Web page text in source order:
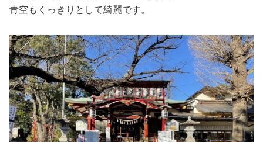
青空もくっきりとして綺麗です。